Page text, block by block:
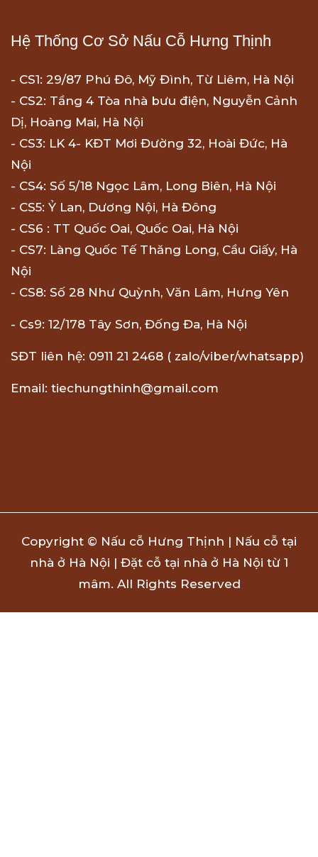
Hệ Thống Cơ Sở Nấu Cỗ Hưng Thịnh
- CS1: 29/87 Phú Đô, Mỹ Đình, Từ Liêm, Hà Nội
- CS2: Tầng 4 Tòa nhà bưu điện, Nguyễn Cảnh
Dị, Hoàng Mai, Hà Nội
- CS3: LK 4- KĐT Mơi Đường 32, Hoài Đức, Hà
Nội
- CS4: Số 5/18 Ngọc Lâm, Long Biên, Hà Nội
- CS5: Ỷ Lan, Dương Nội, Hà Đông
- CS6 : TT Quốc Oai, Quốc Oai, Hà Nội
- CS7: Làng Quốc Tế Thăng Long, Cầu Giấy, Hà
Nội
- CS8: Số 28 Như Quỳnh, Văn Lâm, Hưng Yên
- Cs9: 12/178 Tây Sơn, Đống Đa, Hà Nội
SĐT liên hệ: 0911 21 2468 ( zalo/viber/whatsapp)
Email: tiechungthinh@gmail.com
Copyright © Nấu cỗ Hưng Thịnh | Nấu cỗ tại
nhà ở Hà Nội | Đặt cỗ tại nhà ở Hà Nội từ 1
mâm. All Rights Reserved